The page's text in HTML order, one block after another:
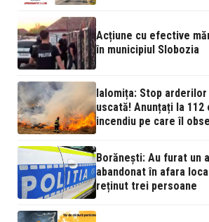
Acțiune cu efective
în municipiul Slobozia
Ialomița: Stop
uscată! Anunțați la
incendiu pe care îl
Borănești: Au furat un
abandonat în afara
reținut trei persoane